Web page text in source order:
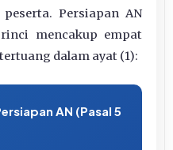
Persiapan AN
mencakup empat
dalam ayat (1):
AN (Pasal 5